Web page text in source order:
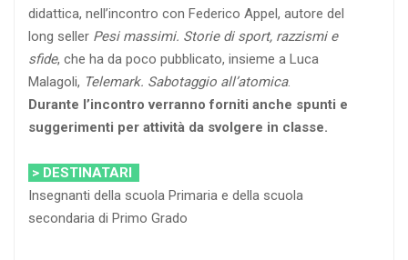
didattica, nell’incontro con Federico Appel, autore del
long seller Pesi massimi. Storie di sport, razzismi e
sfide, che ha da poco pubblicato, insieme a Luca
Malagoli, Telemark. Sabotaggio all’atomica.
Durante l’incontro verranno forniti anche spunti e
suggerimenti per attività da svolgere in classe.
> DESTINATARI
Insegnanti della scuola Primaria e della scuola
secondaria di Primo Grado